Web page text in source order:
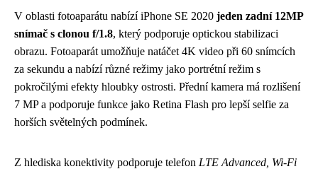
V oblasti fotoaparátu nabízí iPhone SE 2020 jeden zadní 12MP
snímač s clonou f/1.8, který podporuje optickou stabilizaci
obrazu. Fotoaparát umožňuje natáčet 4K video při 60 snímcích
za sekundu a nabízí různé režimy jako portrétní režim s
pokročilými efekty hloubky ostrosti. Přední kamera má rozlišení
7 MP a podporuje funkce jako Retina Flash pro lepší selfie za
horších světelných podmínek.
Z hlediska konektivity podporuje telefon LTE Advanced, Wi-Fi